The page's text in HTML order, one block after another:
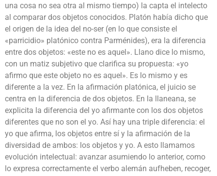
una cosa no sea otra al mismo tiempo) la capta el intelecto
al comparar dos objetos conocidos. Platón había dicho que
el origen de la idea del no-ser (en lo que consiste el
«parricidio» platónico contra Parménides), era la diferencia
entre dos objetos: «este no es aquel». Llano dice lo mismo,
con un matiz subjetivo que clarifica su propuesta: «yo
afirmo que este objeto no es aquel». Es lo mismo y es
diferente a la vez. En la afirmación platónica, el juicio se
centra en la diferencia de dos objetos. En la llaneana, se
explicita la diferencia del yo afirmante con los dos objetos
diferentes que no son el yo. Así hay una triple diferencia: el
yo que afirma, los objetos entre sí y la afirmación de la
diversidad de ambos: los objetos y yo. A esto llamamos
evolución intelectual: avanzar asumiendo lo anterior, como
lo expresa correctamente el verbo alemán aufheben, recoger,